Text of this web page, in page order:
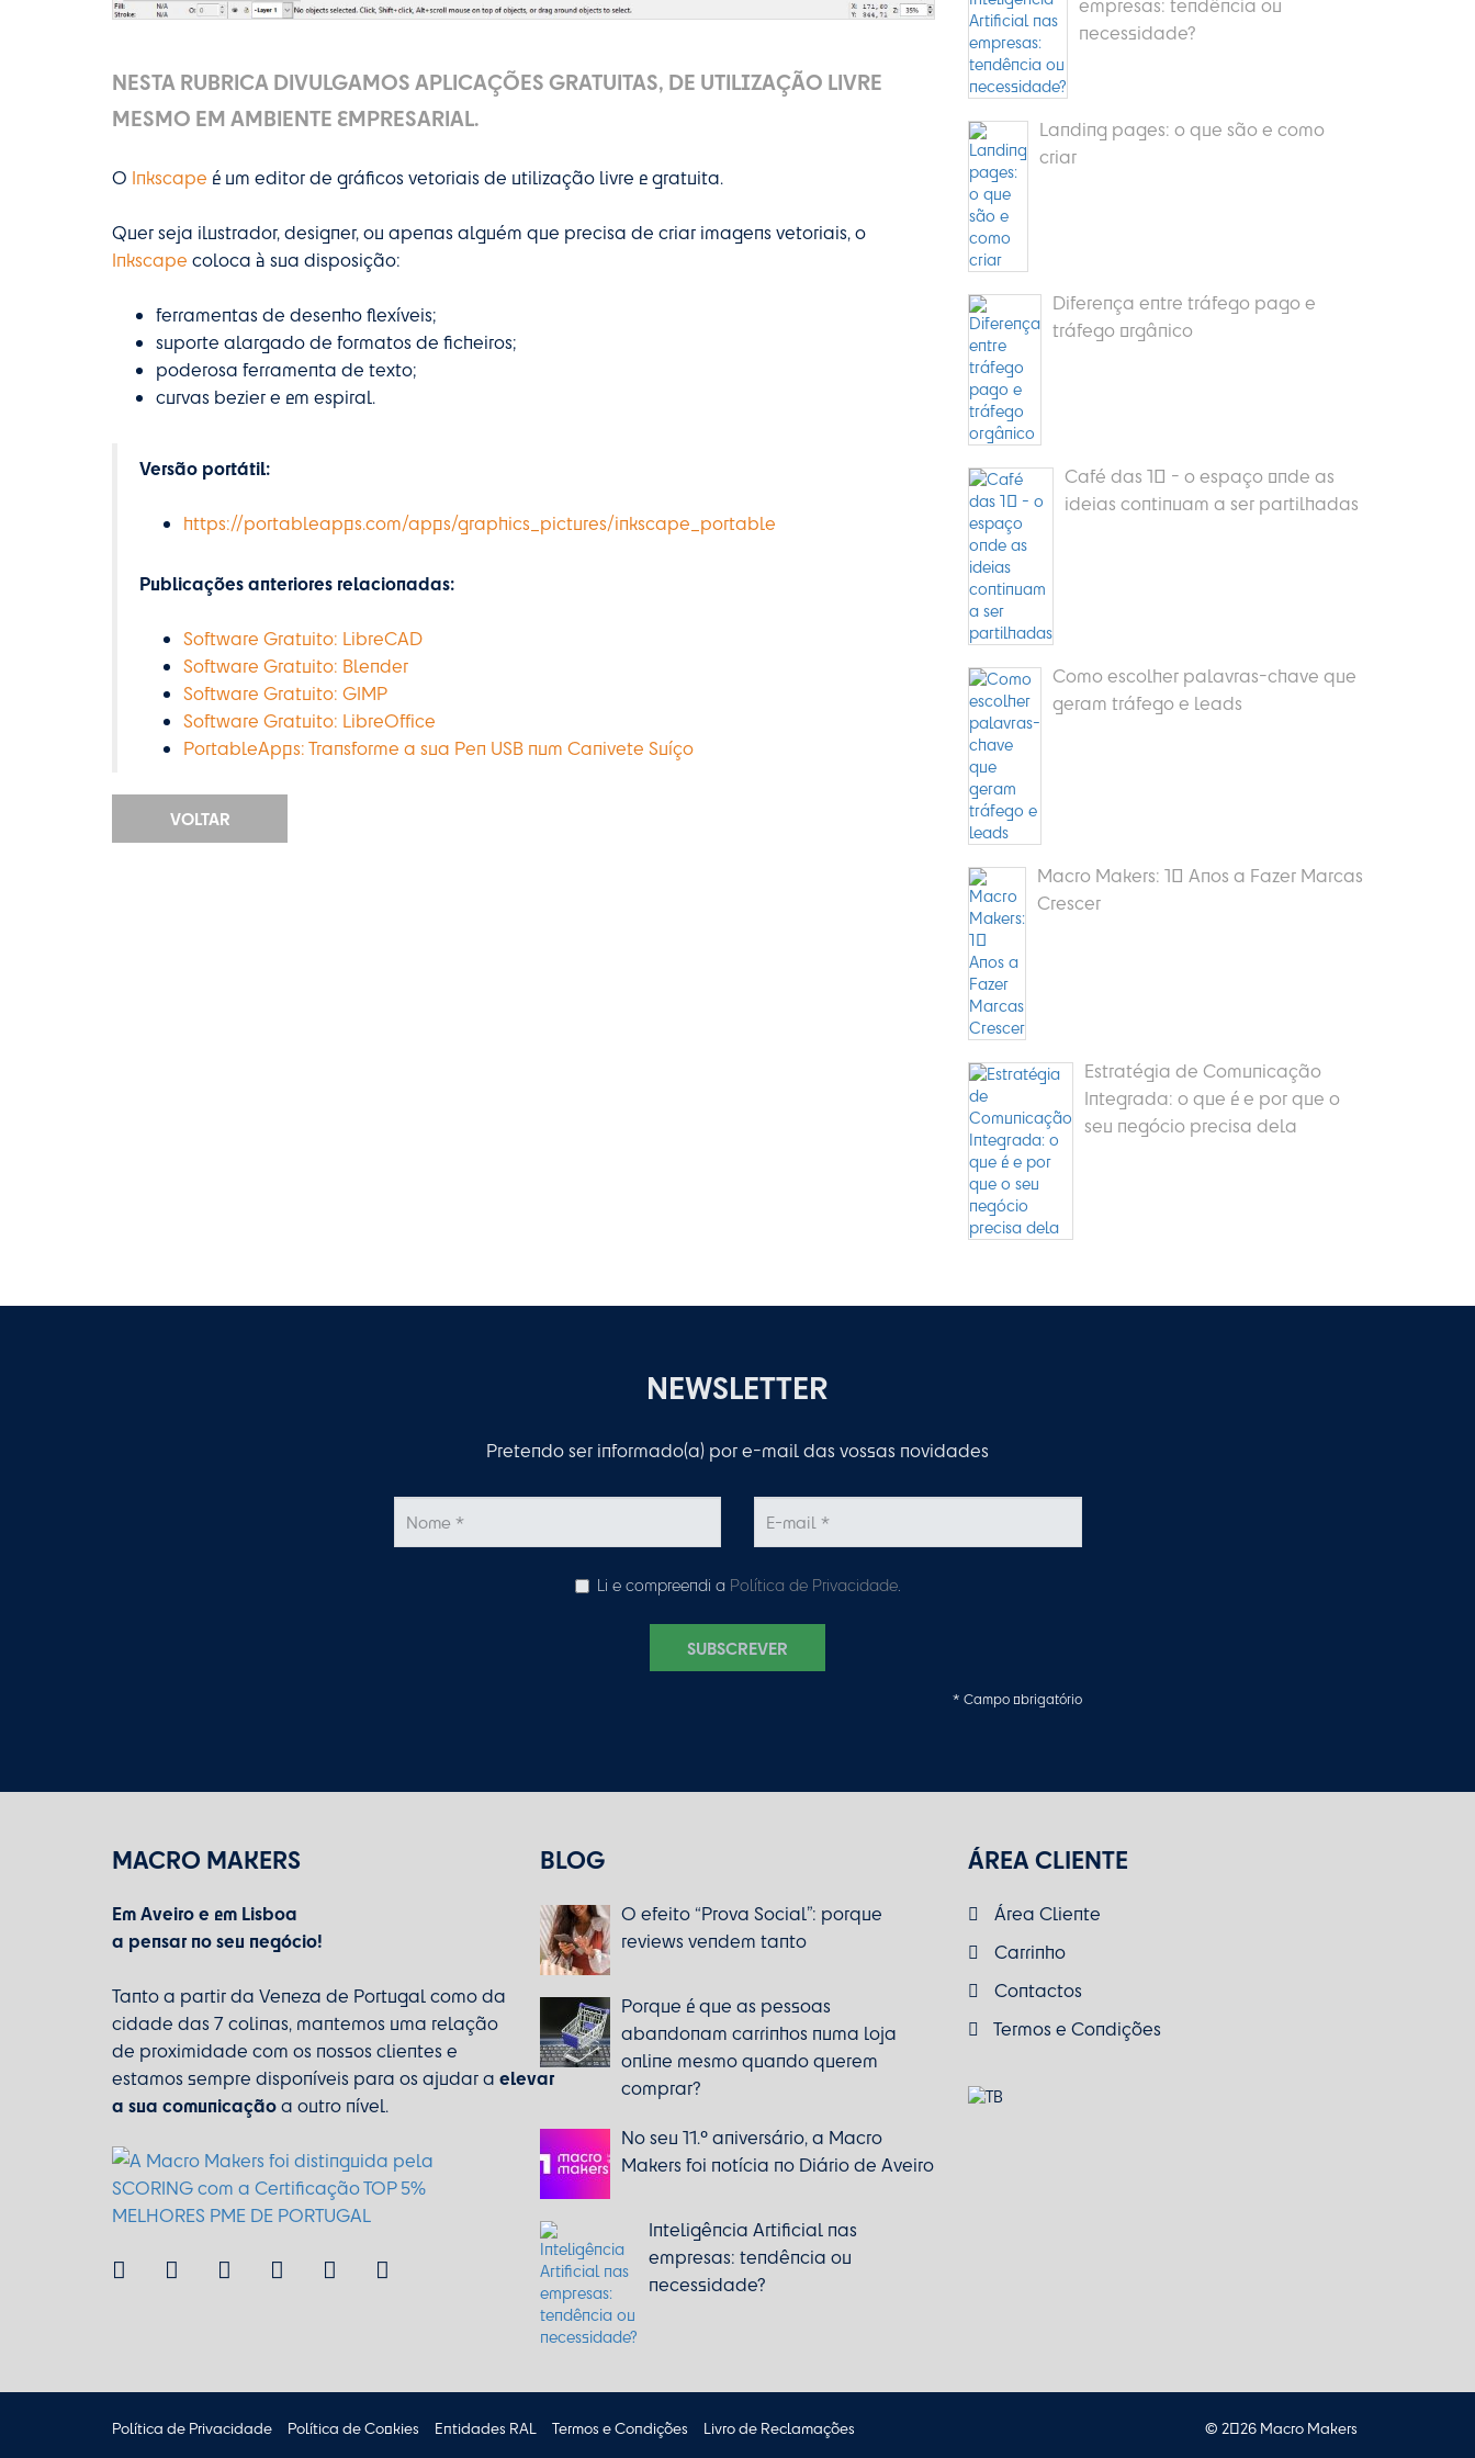
NESTA RUBRICA DIVULGAMOS APLICAÇÕES GRATUITAS, DE UTILIZAÇÃO LIVRE
MESMO EM AMBIENTE EMPRESARIAL.
O Inkscape é um editor de gráficos vetoriais de utilização livre e gratuita.
Quer seja ilustrador, designer, ou apenas alguém que precisa de criar imagens vetoriais, o
Inkscape coloca à sua disposição:
ferramentas de desenho flexíveis;
suporte alargado de formatos de ficheiros;
poderosa ferramenta de texto;
curvas bezier e em espiral.
Versão portátil:
https://portableapps.com/apps/graphics_pictures/inkscape_portable
Publicações anteriores relacionadas:
Software Gratuito: LibreCAD
Software Gratuito: Blender
Software Gratuito: GIMP
Software Gratuito: LibreOffice
PortableApps: Transforme a sua Pen USB num Canivete Suíço
VOLTAR
empresas: tendência ou
necessidade?
Landing pages: o que são e como
criar
Diferença entre tráfego pago e
tráfego orgânico
Café das 10 - o espaço onde as
ideias continuam a ser partilhadas
Como escolher palavras-chave que
geram tráfego e leads
Macro Makers: 10 Anos a Fazer Marcas
Crescer
Estratégia de Comunicação
Integrada: o que é e por que o
seu negócio precisa dela
NEWSLETTER
Pretendo ser informado(a) por e-mail das vossas novidades
Li e compreendi a Política de Privacidade.
SUBSCREVER
* Campo obrigatório
MACRO MAKERS
Em Aveiro e em Lisboa
a pensar no seu negócio!
Tanto a partir da Veneza de Portugal como da
cidade das 7 colinas, mantemos uma relação
de proximidade com os nossos clientes e
estamos sempre disponíveis para os ajudar a elevar
a sua comunicaçãoa outro nível.
BLOG
O efeito “Prova Social”: porque
reviews vendem tanto
Porque é que as pessoas
abandonam carrinhos numa loja
online mesmo quando querem
comprar?
No seu 11.º aniversário, a Macro
Makers foi notícia no Diário de Aveiro
Inteligência Artificial nas
empresas: tendência ou
necessidade?
ÁREA CLIENTE
Área Cliente
Carrinho
Contactos
Termos e Condições
Política de Privacidade Política de Cookies Entidades RAL Termos e Condições Livro de Reclamações © 2026 Macro Makers